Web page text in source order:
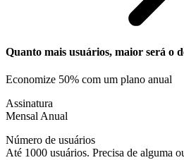
Quanto mais usuários, maior será o
Economize 50% com um plano anual
Assinatura
Mensal Anual
Número de usuários
Até 1000 usuários. Precisa de alguma